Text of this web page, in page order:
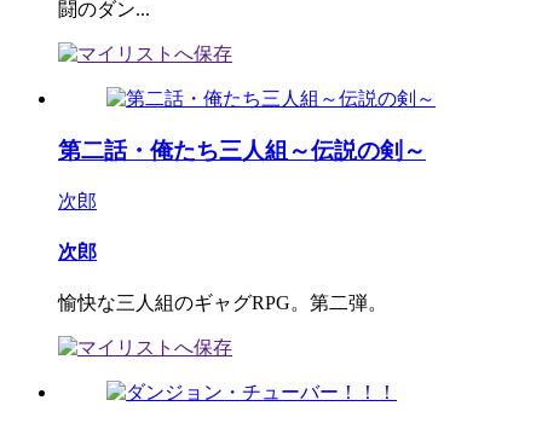
闘のダン...
第二話・俺たち三人組～伝説の剣～
次郎
次郎
愉快な三人組のギャグRPG。第二弾。